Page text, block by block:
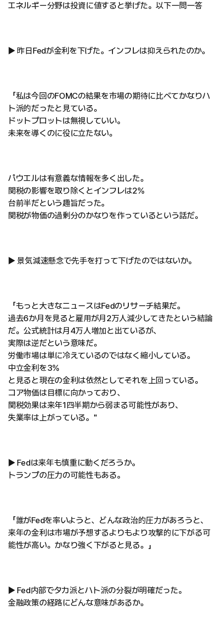
エネルギー分野は投資に値すると挙げた。以下一問一答
▶ 昨日Fedが金利を下げた。インフレは抑えられたのか。
「私は今回のFOMCの結果を市場の期待に比べてかなりハ
ト派的だったと見ている。
ドットプロットは無視していい。
未来を導くのに役に立たない。
パウエルは有意義な情報を多く出した。
関税の影響を取り除くとインフレは2%
台前半だという趣旨だった。
関税が物価の過剰分のかなりを作っているという話だ。
▶ 景気減速懸念で先手を打って下げたのではないか。
「もっと大きなニュースはFedのリサーチ結果だ。
過去6か月を見ると雇用が月2万人減少してきたという結論
だ。公式統計は月4万人増加と出ているが、
実際は逆だという意味だ。
労働市場は単に冷えているのではなく縮小している。
中立金利を3%
と見ると現在の金利は依然としてそれを上回っている。
コア物価は目標に向かっており、
関税効果は来年1四半期から弱まる可能性があり、
失業率は上がっている。"
▶ Fedは来年も慎重に動くだろうか。
トランプの圧力の可能性もある。
「誰がFedを率いようと、どんな政治的圧力があろうと、
来年の金利は市場が予想するよりもより攻撃的に下がる可
能性が高い。かなり強く下がると見る。」
▶ Fed内部でタカ派とハト派の分裂が明確だった。
金融政策の経路にどんな意味があるか。